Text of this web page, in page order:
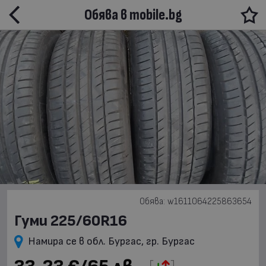
Обява в mobile.bg
Обява: w1611064225863654
Гуми 225/60R16
Намира се в обл. Бургас, гр. Бургас